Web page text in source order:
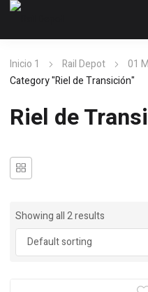
Inicio 1 Rail Depot 01
Category "Riel de Transición"
Riel de
Showing all 2 results